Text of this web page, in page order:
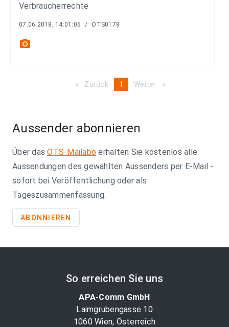
Verbraucherrechte
07.06.2018, 14:01:06 / OTS0178
photo_camera
Zurück pageYou're
1 Weiter page
Aussender abonnieren
Über dasOTS-Mailabo erhalten Sie kostenlos alle
Aussendungen des gewählten Aussenders per E-Mail -
sofort bei Veröffentlichung oder als
Tageszusammenfassung.
ABONNIEREN
So erreichen Sie uns
APA-Comm GmbH
Laimgrubengasse 10
1060 Wien, Österreich